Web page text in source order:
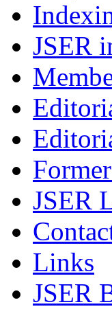
JSER
JSER
Links
JSER